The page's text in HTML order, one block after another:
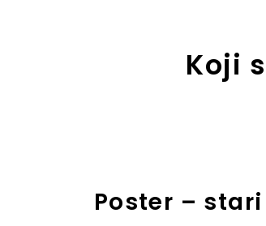
Koji
Poster –